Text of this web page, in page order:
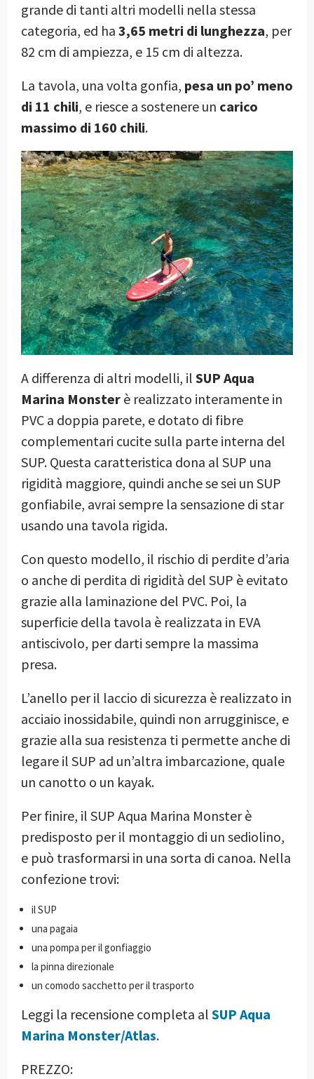
grande di tanti altri modelli nella stessa
categoria, ed ha 3,65 metri di lunghezza, per
82 cm di ampiezza, e 15 cm di altezza.
La tavola, una volta gonfia, pesa un po’ meno
di 11 chili, e riesce a sostenere un carico
massimo di 160 chili.
A differenza di altri modelli, il SUP Aqua
Marina Monster è realizzato interamente in
PVC a doppia parete, e dotato di fibre
complementari cucite sulla parte interna del
SUP. Questa caratteristica dona al SUP una
rigidità maggiore, quindi anche se sei un SUP
gonfiabile, avrai sempre la sensazione di star
usando una tavola rigida.
Con questo modello, il rischio di perdite d’aria
o anche di perdita di rigidità del SUP è evitato
grazie alla laminazione del PVC. Poi, la
superficie della tavola è realizzata in EVA
antiscivolo, per darti sempre la massima
presa.
L’anello per il laccio di sicurezza è realizzato in
acciaio inossidabile, quindi non arrugginisce, e
grazie alla sua resistenza ti permette anche di
legare il SUP ad un’altra imbarcazione, quale
un canotto o un kayak.
Per finire, il SUP Aqua Marina Monster è
predisposto per il montaggio di un sediolino,
e può trasformarsi in una sorta di canoa. Nella
confezione trovi:
il SUP
una pagaia
una pompa per il gonfiaggio
la pinna direzionale
un comodo sacchetto per il trasporto
Leggi la recensione completa al SUP Aqua
Marina Monster/Atlas.
PREZZO: